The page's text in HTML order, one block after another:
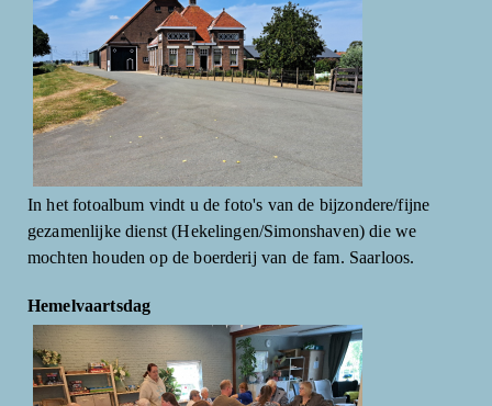
In het fotoalbum vindt u de foto's van de bijzondere/fijne
gezamenlijke dienst (Hekelingen/Simonshaven) die we
mochten houden op de boerderij van de fam. Saarloos.
Hemelvaartsdag